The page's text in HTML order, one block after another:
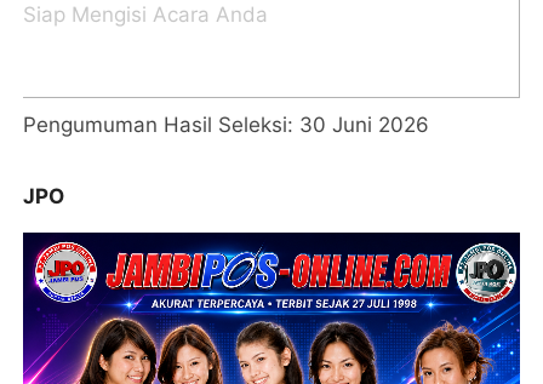
Pengumuman Hasil Seleksi: 30 Juni 2026
JPO